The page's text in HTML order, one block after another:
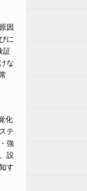
因
に
証
な
化
テ
強
設
す